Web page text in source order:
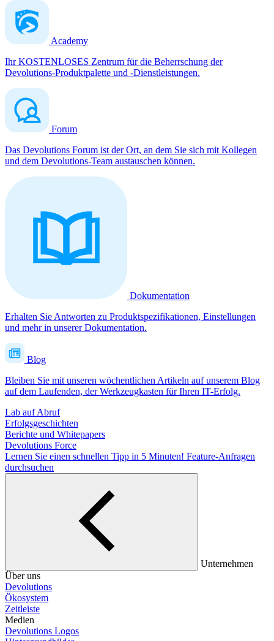
Academy
Ihr KOSTENLOSES Zentrum für die Beherrschung der
Devolutions-Produktpalette und -Dienstleistungen.
Forum
Das Devolutions Forum ist der Ort, an dem Sie sich mit Kollegen
und dem Devolutions-Team austauschen können.
Dokumentation
Erhalten Sie Antworten zu Produktspezifikationen, Einstellungen
und mehr in unserer Dokumentation.
Blog
Bleiben Sie mit unseren wöchentlichen Artikeln auf unserem Blog
auf dem Laufenden, der Werkzeugkasten für Ihren IT-Erfolg.
Lab auf Abruf
Erfolgsgeschichten
Berichte und Whitepapers
Devolutions Force
Lernen Sie einen schnellen Tipp in 5 Minuten! Feature-Anfragen
durchsuchen
Unternehmen
Über uns
Devolutions
Ökosystem
Zeitleiste
Medien
Devolutions Logos